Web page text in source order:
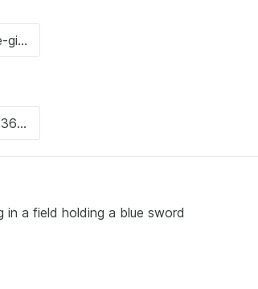
in a field holding a blue sword